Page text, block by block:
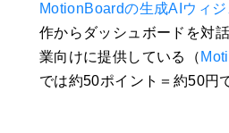
MotionBoardの生成AIウィジ
作からダッシュボードを対
業向けに提供している（
では約50ポイント＝約50円